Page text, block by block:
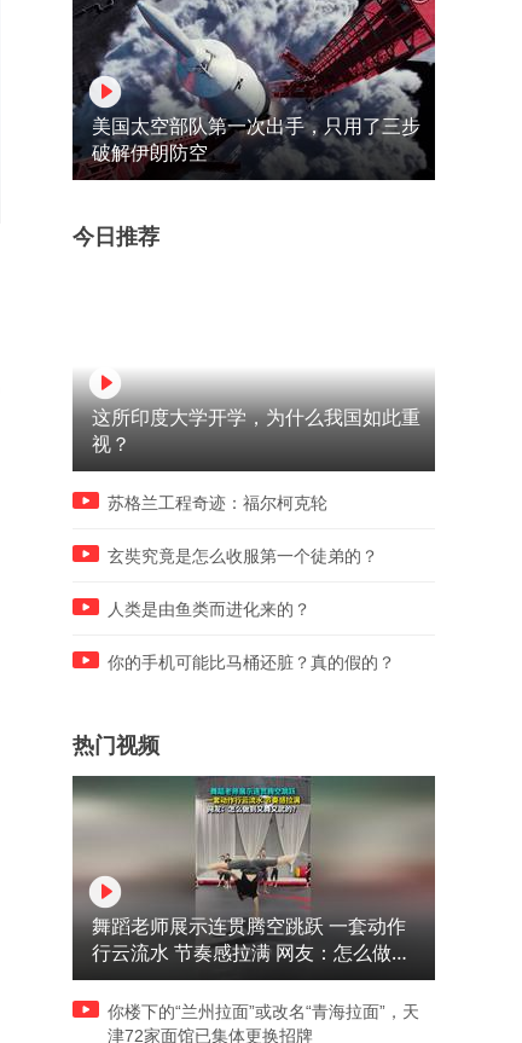
03:39
特朗普自曝伊朗底牌？错了，
特朗普连发7条推文庆祝胜
戏？
美国太空部队第一次出手，只用了三步
破解伊朗防空
今日推荐
这所印度大学开学，为什么我国如此重
视？
苏格兰工程奇迹：福尔柯克轮
玄奘究竟是怎么收服第一个徒弟的？
人类是由鱼类而进化来的？
你的手机可能比马桶还脏？真的假的？
热门视频
舞蹈老师展示连贯腾空跳跃 一套动作
行云流水 节奏感拉满 网友：怎么做到
又舞又武的？
你楼下的“兰州拉面”或改名“青海拉面”，天
津72家面馆已集体更换招牌